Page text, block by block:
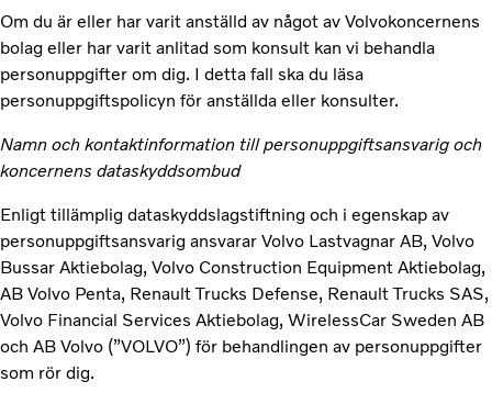
Om du är eller har varit anställd av något av Volvokoncernens
bolag eller har varit anlitad som konsult kan vi behandla
personuppgifter om dig. I detta fall ska du läsa
personuppgiftspolicyn för anställda eller konsulter.
Namn och kontaktinformation till personuppgiftsansvarig och
koncernens dataskyddsombud
Enligt tillämplig dataskyddslagstiftning och i egenskap av
personuppgiftsansvarig ansvarar Volvo Lastvagnar AB, Volvo
Bussar Aktiebolag, Volvo Construction Equipment Aktiebolag,
AB Volvo Penta, Renault Trucks Defense, Renault Trucks SAS,
Volvo Financial Services Aktiebolag, WirelessCar Sweden AB
och AB Volvo (”VOLVO”) för behandlingen av personuppgifter
som rör dig.